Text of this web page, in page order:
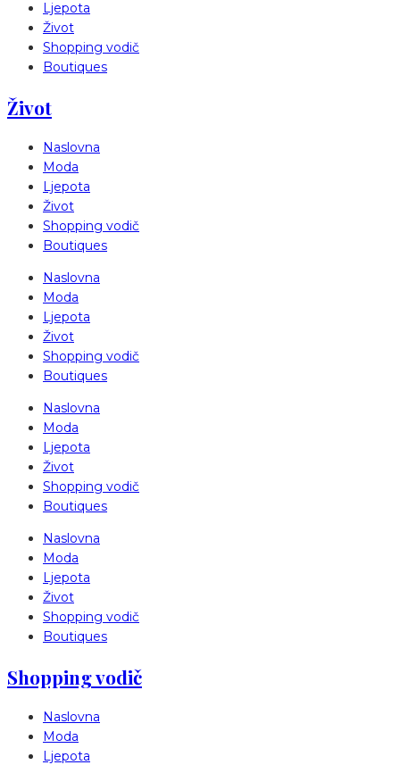
Ljepota
Život
Shopping vodič
Boutiques
Život
Naslovna
Moda
Ljepota
Život
Shopping vodič
Boutiques
Naslovna
Moda
Ljepota
Život
Shopping vodič
Boutiques
Naslovna
Moda
Ljepota
Život
Shopping vodič
Boutiques
Naslovna
Moda
Ljepota
Život
Shopping vodič
Boutiques
Shopping vodič
Naslovna
Moda
Ljepota